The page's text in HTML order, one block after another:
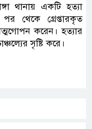
থানায় একটি হত্যা
থেকে গ্রেপ্তারকৃত
করেন। হত্যার
সৃষ্টি করে।